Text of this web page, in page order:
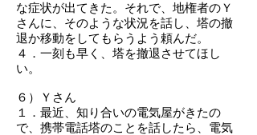
な症状が出てきた。それで、地権者のＹ
さんに、そのような状況を話し、塔の撤
退か移動をしてもらうよう頼んだ。
４．一刻も早く、塔を撤退させてほし
い。
６）Ｙさん
１．最近、知り合いの電気屋がきたの
で、携帯電話塔のことを話したら、電気